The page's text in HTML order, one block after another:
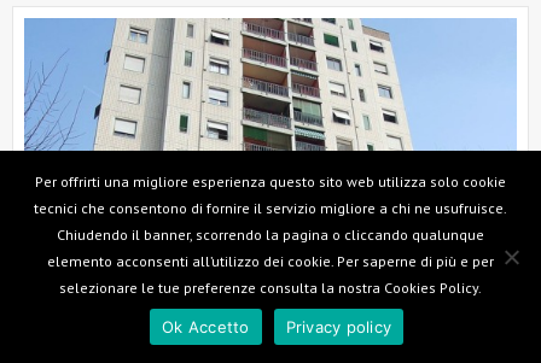
Per offrirti una migliore esperienza questo sito web utilizza solo cookie
tecnici che consentono di fornire il servizio migliore a chi ne usufruisce.
Chiudendo il banner, scorrendo la pagina o cliccando qualunque
elemento acconsenti all’utilizzo dei cookie. Per saperne di più e per
selezionare le tue preferenze consulta la nostra Cookies Policy.
Ok Accetto Privacy policy